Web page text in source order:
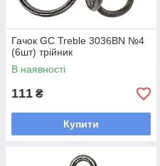
Гачок GC Treble 3036BN №4
(6шт) трійник
В наявності
111 ₴
Купити